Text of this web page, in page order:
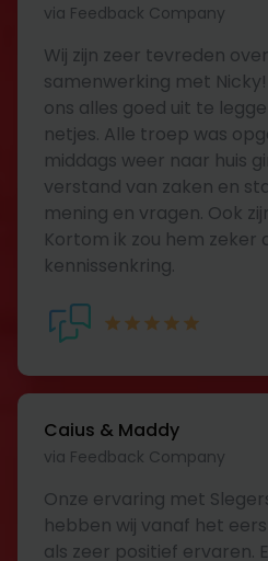
via Feedback Company
Wij zijn zeer tevreden
samenwerking met
ons alles goed uit te
netjes. Alle troep was
middags weer naar huis
verstand van zaken en
mening en vragen. Ook
Kortom ik zou hem zeker
kennissenkring.
Caius & Maddy
via Feedback Company
Onze ervaring met
hebben wij vanaf het
als zeer positief ervaren.